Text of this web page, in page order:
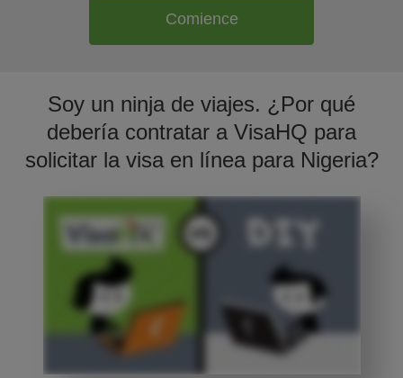
Comience
Soy un ninja de viajes. ¿Por qué
debería contratar a VisaHQ para
solicitar la visa en línea para Nigeria?